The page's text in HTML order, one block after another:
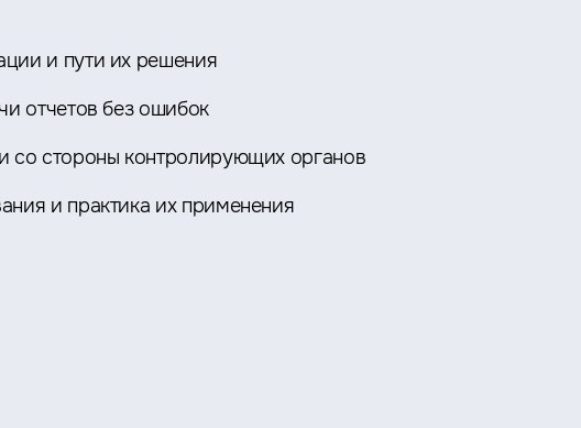
и пути их решения
отчетов без ошибок
со стороны контролирующих органов
и практика их применения